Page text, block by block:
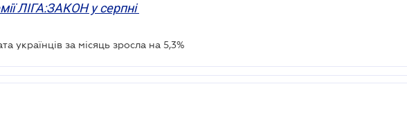
ЛІГА:ЗАКОН у серпні
українців за місяць зросла на 5,3%